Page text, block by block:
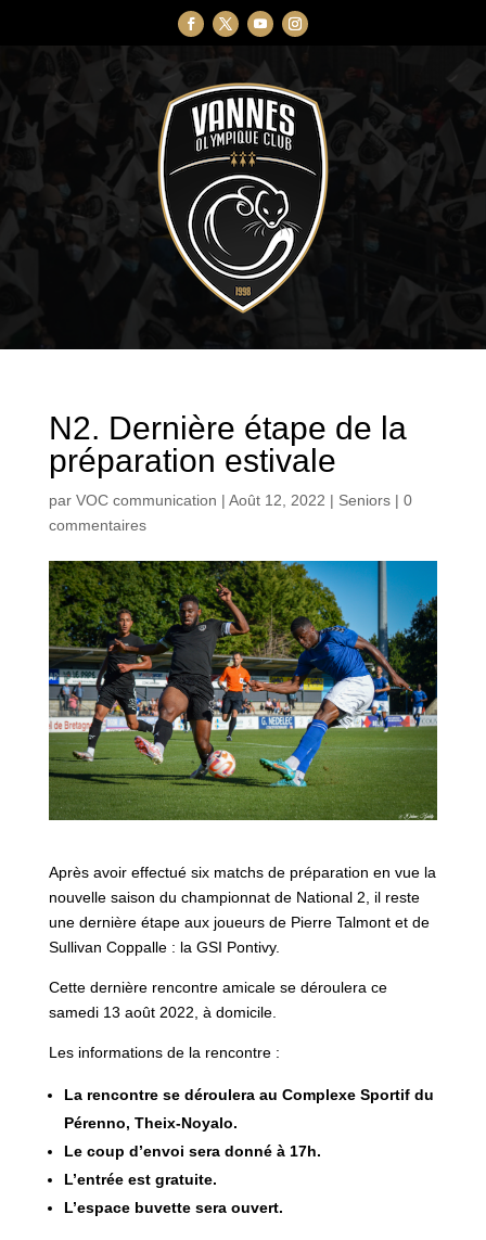
N2. Dernière étape de la
préparation estivale
par VOC communication | Août 12, 2022 | Seniors| 0
commentaires
Après avoir effectué six matchs de préparation en vue la
nouvelle saison du championnat de National 2, il reste
une dernière étape aux joueurs de Pierre Talmont et de
Sullivan Coppalle : la GSI Pontivy.
Cette dernière rencontre amicale se déroulera ce
samedi 13 août 2022, à domicile.
Les informations de la rencontre :
La rencontre se déroulera au Complexe Sportif du
Pérenno, Theix-Noyalo.
Le coup d’envoi sera donné à 17h.
L’entrée est gratuite.
L’espace buvette sera ouvert.